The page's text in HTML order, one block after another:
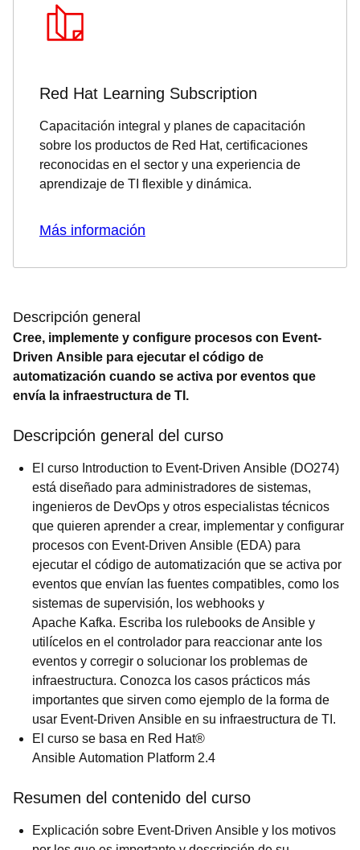
Descripción general
Cree, implemente y configure procesos con Event-
Driven Ansible para ejecutar el código de
automatización cuando se activa por eventos que
envía la infraestructura de TI.
Descripción general del curso
El curso Introduction to Event-Driven Ansible (DO274)
está diseñado para administradores de sistemas,
ingenieros de DevOps y otros especialistas técnicos
que quieren aprender a crear, implementar y configurar
procesos con Event-Driven Ansible (EDA) para
ejecutar el código de automatización que se activa por
eventos que envían las fuentes compatibles, como los
sistemas de supervisión, los webhooks y
Apache Kafka. Escriba los rulebooks de Ansible y
utilícelos en el controlador para reaccionar ante los
eventos y corregir o solucionar los problemas de
infraestructura. Conozca los casos prácticos más
importantes que sirven como ejemplo de la forma de
usar Event-Driven Ansible en su infraestructura de TI.
El curso se basa en Red Hat®
Ansible Automation Platform 2.4
Resumen del contenido del curso
Explicación sobre Event-Driven Ansible y los motivos
Red Hat Learning Subscription
Capacitación integral y planes de capacitación
sobre los productos de Red Hat, certificaciones
reconocidas en el sector y una experiencia de
aprendizaje de TI flexible y dinámica.
Más información